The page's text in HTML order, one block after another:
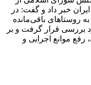
خبر داد و گفت: در
روستاهای باقی‌مانده
بررسی قرار گرفت و بر
رفع موانع اجرایی و